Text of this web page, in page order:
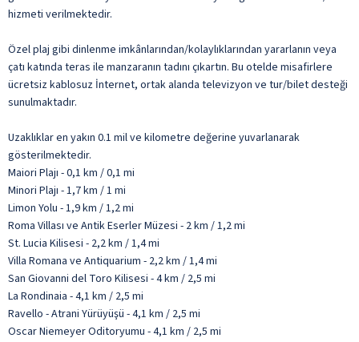
hizmeti verilmektedir.
Özel plaj gibi dinlenme imkânlarından/kolaylıklarından yararlanın veya
çatı katında teras ile manzaranın tadını çıkartın. Bu otelde misafirlere
ücretsiz kablosuz İnternet, ortak alanda televizyon ve tur/bilet desteği
sunulmaktadır.
Uzaklıklar en yakın 0.1 mil ve kilometre değerine yuvarlanarak
gösterilmektedir.
Maiori Plajı - 0,1 km / 0,1 mi
Minori Plajı - 1,7 km / 1 mi
Limon Yolu - 1,9 km / 1,2 mi
Roma Villası ve Antik Eserler Müzesi - 2 km / 1,2 mi
St. Lucia Kilisesi - 2,2 km / 1,4 mi
Villa Romana ve Antiquarium - 2,2 km / 1,4 mi
San Giovanni del Toro Kilisesi - 4 km / 2,5 mi
La Rondinaia - 4,1 km / 2,5 mi
Ravello - Atrani Yürüyüşü - 4,1 km / 2,5 mi
Oscar Niemeyer Oditoryumu - 4,1 km / 2,5 mi